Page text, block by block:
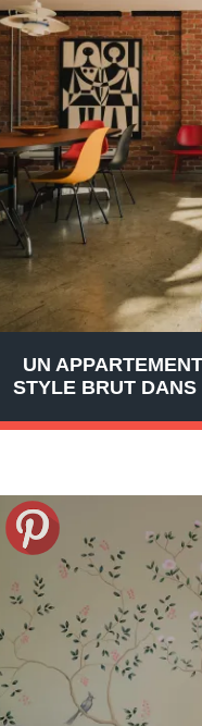
UN
STYLE BRUT